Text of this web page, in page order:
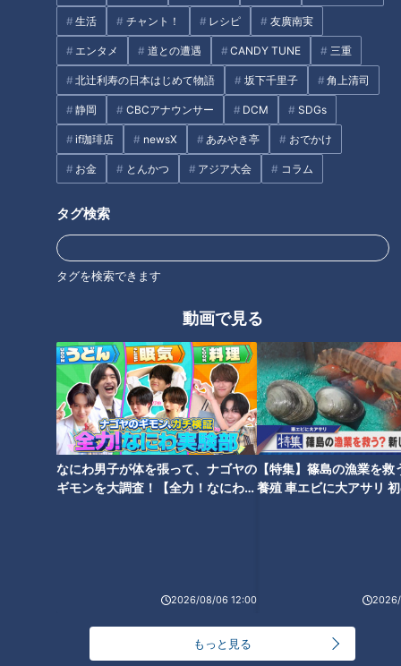
生活 チャント！ レシピ 友廣南実
エンタメ 道との遭遇 CANDY TUNE 三重
北辻利寿の日本はじめて物語 坂下千里子 角上清司
静岡 CBCアナウンサー DCM SDGs
if珈琲店 newsX あみやき亭 おでかけ
お金 とんかつ アジア大会 コラム
タグ検索
タグを検索できます
動画で見る
なにわ男子が体を張って、ナゴヤの
ギモンを大調査！【全力！なにわ実
2026/08/06 12:00
【特集】篠島の漁業を救
養殖 車エビに大アサリ
もっと見る
名古屋めし 太田光 柳橋市場 石井亮次
オススメ関連コンテンツ
【太田×石井のデララバ】生放
【太田×石井のデララバ】伊勢
神宮の近く！ヴィソンSP